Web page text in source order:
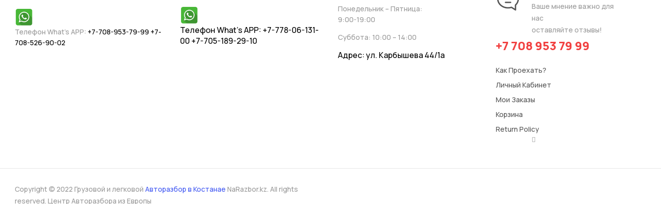
Телефон What’s APP: +7-708-953-79-99 +7-
708-526-90-02
ТелефонWhat’s APP: +7-778-06-131-
00 +7-705-189-29-10
Понедельник – Пятница:
9:00-19:00
Суббота: 10:00 – 14:00
Адрес: ул. Карбышева 44/1а
Ваше мнение важно для
нас
оставляйте отзывы!
+7 708 953 79 99
Как Проехать?
Личный Кабинет
Мои Заказы
Корзина
Return Policy
Copyright © 2022 Грузовой и легковой Авторазбор в Костанае NaRazbor.kz. All rights
reserved. Центр Авторазбора из Европы